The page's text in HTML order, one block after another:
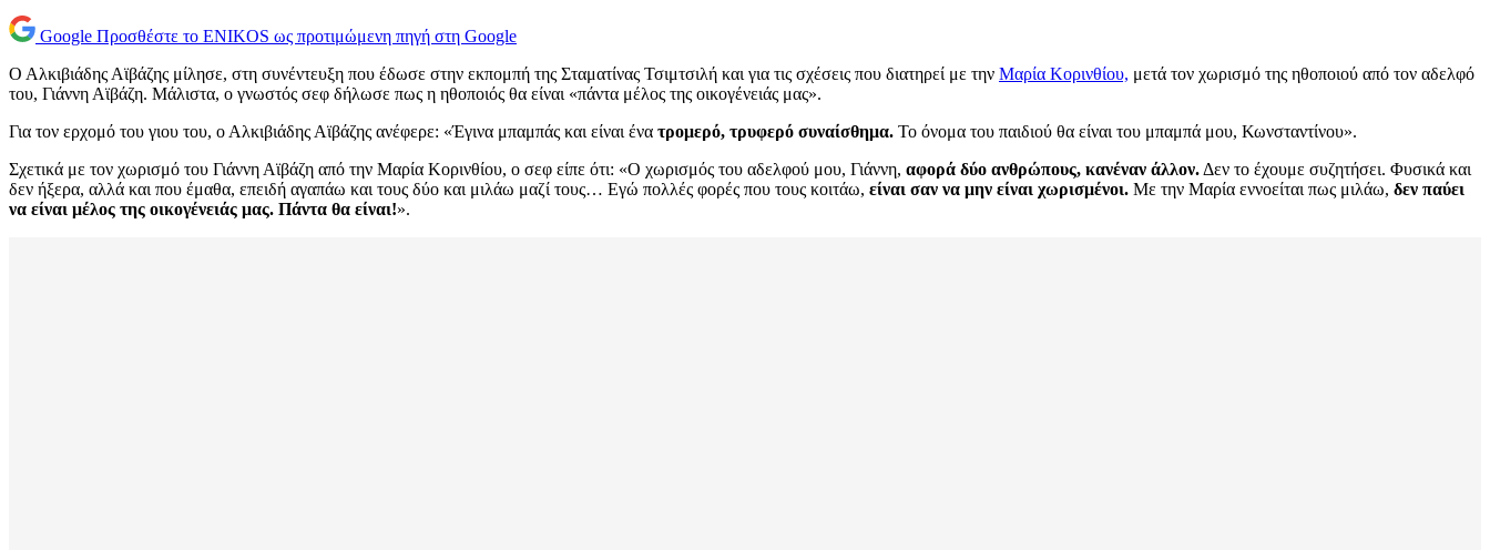
Google Προσθέστε το ENIKOS ως προτιμώμενη πηγή στη Google
Ο Αλκιβιάδης Αϊβάζης μίλησε, στη συνέντευξη που έδωσε στην εκπομπή της Σταματίνας Τσιμτσιλή και για τις σχέσεις που διατηρεί με την Μαρία Κορινθίου, μετά τον χωρισμό της ηθοποιού από τον αδελφό
του, Γιάννη Αϊβάζη. Μάλιστα, ο γνωστός σεφ δήλωσε πως η ηθοποιός θα είναι «πάντα μέλος της οικογένειάς μας».
Για τον ερχομό του γιου του, ο Αλκιβιάδης Αϊβάζης ανέφερε: «Έγινα μπαμπάς και είναι ένα τρομερό, τρυφερό συναίσθημα. Το όνομα του παιδιού θα είναι του μπαμπά μου, Κωνσταντίνου».
Σχετικά με τον χωρισμό του Γιάννη Αϊβάζη από την Μαρία Κορινθίου, ο σεφ είπε ότι: «Ο χωρισμός του αδελφού μου, Γιάννη, αφορά δύο ανθρώπους, κανέναν άλλον. Δεν το έχουμε συζητήσει. Φυσικά και
δεν ήξερα, αλλά και που έμαθα, επειδή αγαπάω και τους δύο και μιλάω μαζί τους… Εγώ πολλές φορές που τους κοιτάω, είναι σαν να μην είναι χωρισμένοι. Με την Μαρία εννοείται πως μιλάω, δεν παύει
να είναι μέλος της οικογένειάς μας. Πάντα θα είναι!».